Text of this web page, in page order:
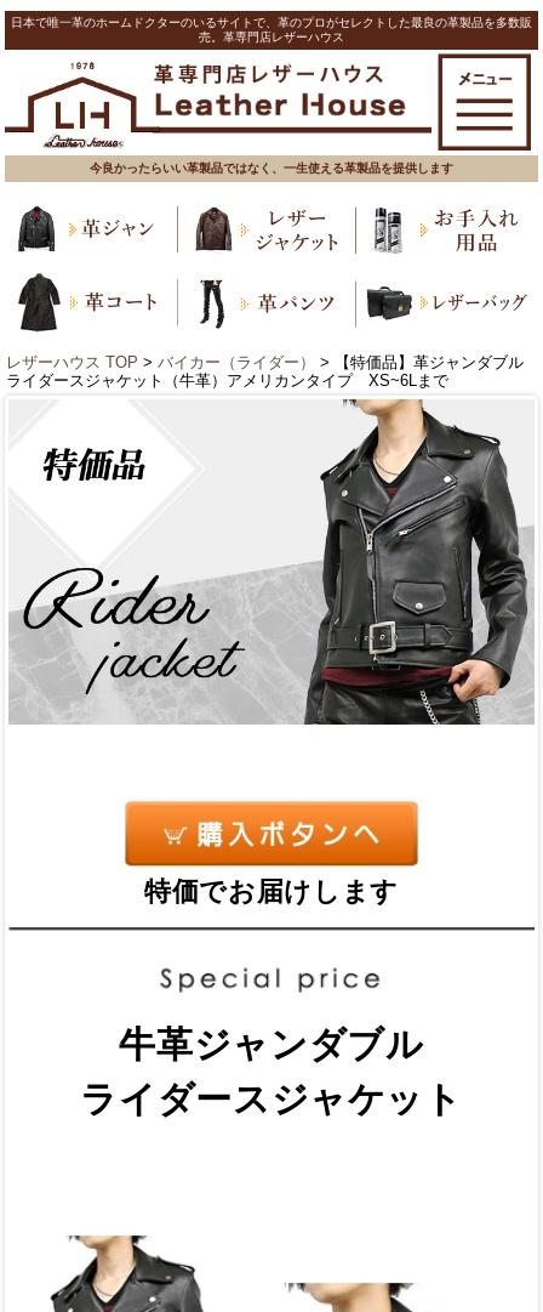
日本で唯一革のホームドクターのいるサイトで、革のプロがセレクトした最良の革製品を多数販
売。革専門店レザーハウス
今良かったらいい革製品ではなく、一生使える革製品を提供します
レザーハウス TOP > バイカー（ライダー）
> 【特価品】革ジャンダブル
ライダースジャケット（牛革）アメリカンタイプ XS~6Lまで
特価でお届けします
牛革ジャンダブル
ライダースジャケット